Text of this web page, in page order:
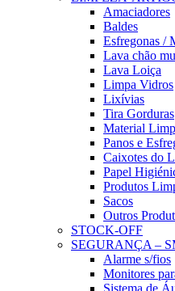
Amaciadores
Baldes
Esfregonas /
Lava chão
Lava Loiça
Limpa Vidros
Lixívias
Tira Gorduras
Material
Panos e
Caixotes do
Papel
Produtos
Sacos
Outros
STOCK-OFF
SEGURANÇA –
Alarme s/fios
Monitores
Sistema de